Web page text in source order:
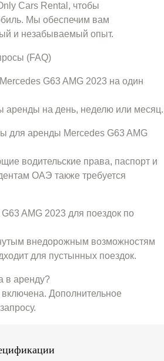
Cars Rental, чтобы
Мы обеспечим вам
и незабываемый опыт.
(FAQ)
G63 AMG 2023 на один
аренды на день, неделю или месяц.
для аренды Mercedes G63 AMG
водительские права, паспорт и
ОАЭ также требуется
AMG 2023 для поездок по
внедорожным возможностям
для пустынных поездок.
в аренду?
Дополнительное